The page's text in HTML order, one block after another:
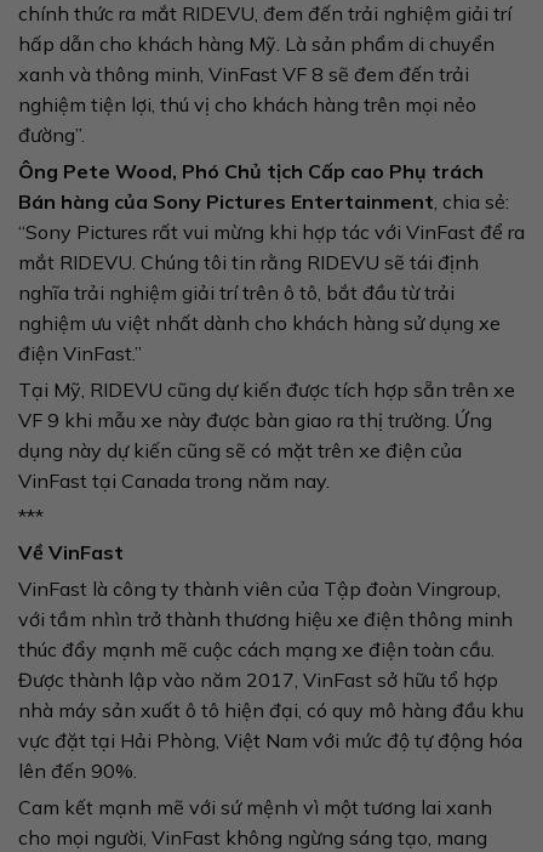
chính thức ra mắt RIDEVU, đem đến trải nghiệm giải trí
hấp dẫn cho khách hàng Mỹ. Là sản phẩm di chuyển
xanh và thông minh, VinFast VF 8 sẽ đem đến trải
nghiệm tiện lợi, thú vị cho khách hàng trên mọi nẻo
đường”.
Ông Pete Wood, Phó Chủ tịch Cấp cao Phụ trách
Bán hàng của Sony Pictures Entertainment, chia sẻ:
“Sony Pictures rất vui mừng khi hợp tác với VinFast để ra
mắt RIDEVU. Chúng tôi tin rằng RIDEVU sẽ tái định
nghĩa trải nghiệm giải trí trên ô tô, bắt đầu từ trải
nghiệm ưu việt nhất dành cho khách hàng sử dụng xe
điện VinFast.”
Tại Mỹ, RIDEVU cũng dự kiến được tích hợp sẵn trên xe
VF 9 khi mẫu xe này được bàn giao ra thị trường. Ứng
dụng này dự kiến cũng sẽ có mặt trên xe điện của
VinFast tại Canada trong năm nay.
***
Về VinFast
VinFast là công ty thành viên của Tập đoàn Vingroup,
với tầm nhìn trở thành thương hiệu xe điện thông minh
thúc đẩy mạnh mẽ cuộc cách mạng xe điện toàn cầu.
Được thành lập vào năm 2017, VinFast sở hữu tổ hợp
nhà máy sản xuất ô tô hiện đại, có quy mô hàng đầu khu
vực đặt tại Hải Phòng, Việt Nam với mức độ tự động hóa
lên đến 90%.
Cam kết mạnh mẽ với sứ mệnh vì một tương lai xanh
cho mọi người, VinFast không ngừng sáng tạo, mang